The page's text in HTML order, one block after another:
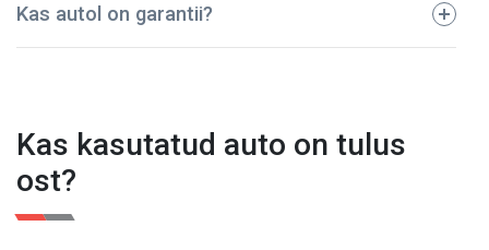
korras. Seega võite olla kindel, et teie auto on
turvaline ja kestab kaua.
Kas autol on garantii?
esikohal!
Kas kasutatud auto on tulus
ost?